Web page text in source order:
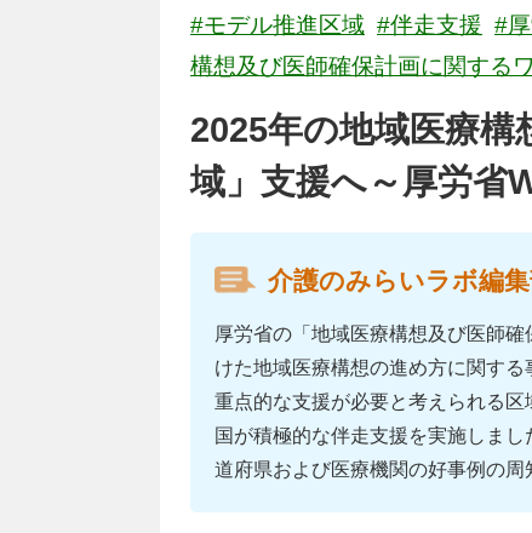
#モデル推進区域 #伴走支援 #
構想及び医師確保計画に関する
2025年の地域医療
域」支援へ～厚労省
介護のみらいラボ編
厚労省の「地域医療構想及び医師
けた地域医療構想の進め方に関す
重点的な支援が必要と考えられる
国が積極的な伴走支援を実施しま
道府県および医療機関の好事例の周